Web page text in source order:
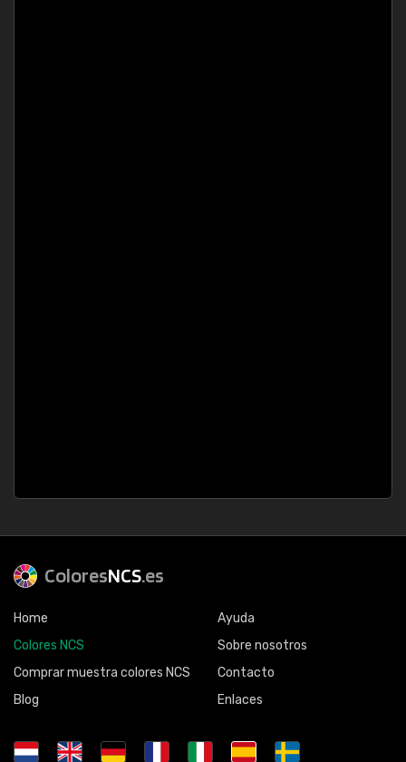
ColoresNCS.es
Home
Colores NCS
Comprar muestra colores NCS
Blog
Ayuda
Sobre nosotros
Contacto
Enlaces